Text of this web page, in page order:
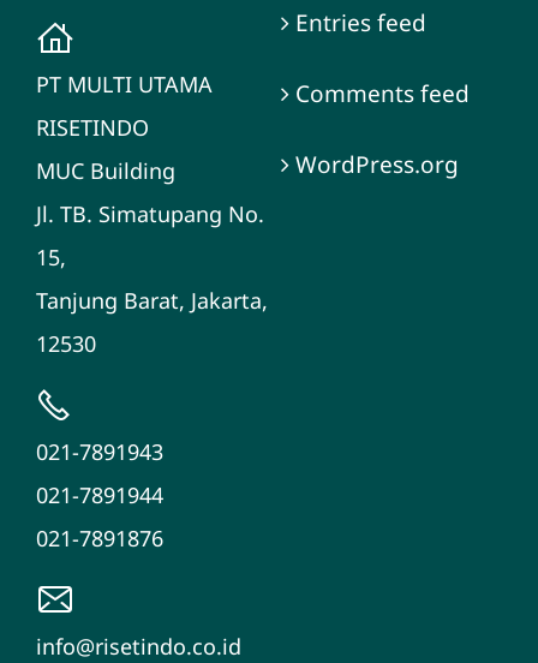
PT MULTI UTAMA
RISETINDO
MUC Building
Jl. TB. Simatupang No.
15,
Tanjung Barat, Jakarta,
12530
021-7891943
021-7891944
021-7891876
info@risetindo.co.id
Entries feed
Comments feed
WordPress.org